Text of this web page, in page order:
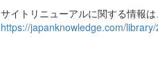
サイトリニューアルに関する情報
https://japanknowledge.com/